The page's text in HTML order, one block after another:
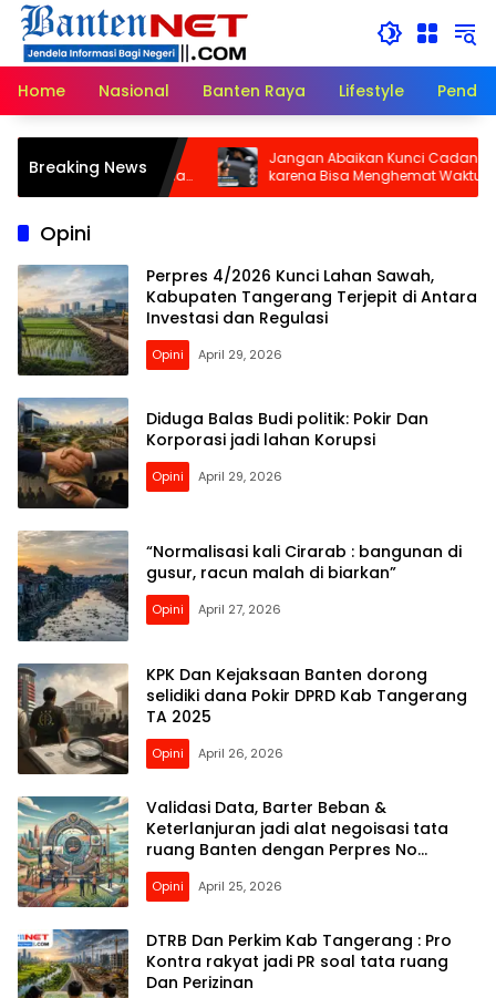
Langsung
konten
Home
Nasional Banten Raya Lifestyle
Breaking News
Teluknaga,
Komitmen Pelayanan
Jangan Abaikan Kunci Cadangan
karena Bisa Menghemat Waktu dan
Biaya di Saat Darurat!
Opini
Perpres 4/2026 Kunci Lahan Sawah,
Kabupaten Tangerang Terjepit di Antara
Investasi dan Regulasi
Opini April 29, 2026
Diduga Balas Budi politik: Pokir Dan
Korporasi jadi lahan Korupsi
Opini April 29, 2026
“Normalisasi kali Cirarab : bangunan di
gusur, racun malah di biarkan”
Opini April 27, 2026
KPK Dan Kejaksaan Banten dorong
selidiki dana Pokir DPRD Kab Tangerang
TA 2025
Opini April 26, 2026
Validasi Data, Barter Beban &
Keterlanjuran jadi alat negoisasi tata
ruang Banten dengan Perpres No
4/2026
Opini April 25, 2026
DTRB Dan Perkim Kab Tangerang : Pro
Kontra rakyat jadi PR soal tata ruang
Dan Perizinan